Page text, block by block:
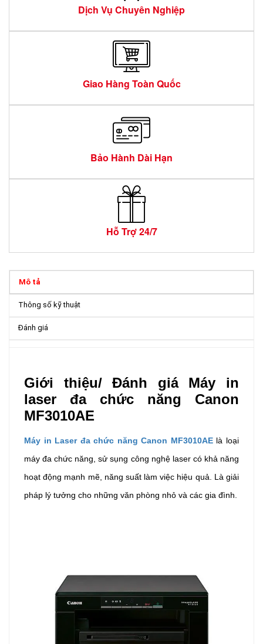
Dịch Vụ Chuyên Nghiệp
Giao Hàng Toàn Quốc
Bảo Hành Dài Hạn
Hỗ Trợ 24/7
Mô tả
Thông số kỹ thuật
Đánh giá
Giới thiệu/ Đánh giá Máy in
laser đa chức năng Canon
MF3010AE
Máy in Laser đa chức năng Canon MF3010AElà loại
máy đa chức năng, sử sụng công nghệ laser có khả năng
hoạt động mạnh mẽ, năng suất làm việc hiệu quả. Là giải
pháp lý tưởng cho những văn phòng nhỏ và các gia đình.